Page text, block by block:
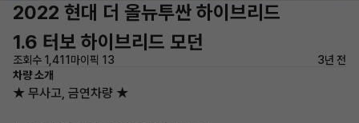
2022 현대 더 올뉴투싼 하이브리드
1.6 터보 하이브리드 모던
조회수 1,411 마이픽 13
3년 전
차량 소개
★ 무사고, 금연차량 ★